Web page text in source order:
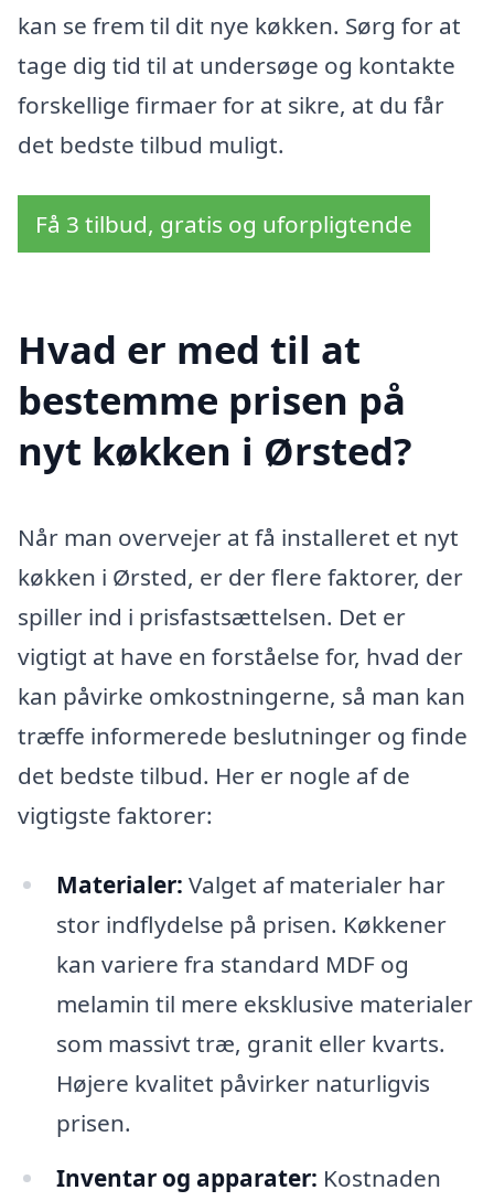
kan se frem til dit nye køkken. Sørg for at
tage dig tid til at undersøge og kontakte
forskellige firmaer for at sikre, at du får
det bedste tilbud muligt.
Få 3 tilbud, gratis og uforpligtende
Hvad er med til at
bestemme prisen på
nyt køkken i Ørsted?
Når man overvejer at få installeret et nyt
køkken i Ørsted, er der flere faktorer, der
spiller ind i prisfastsættelsen. Det er
vigtigt at have en forståelse for, hvad der
kan påvirke omkostningerne, så man kan
træffe informerede beslutninger og finde
det bedste tilbud. Her er nogle af de
vigtigste faktorer:
Materialer: Valget af materialer har
stor indflydelse på prisen. Køkkener
kan variere fra standard MDF og
melamin til mere eksklusive materialer
som massivt træ, granit eller kvarts.
Højere kvalitet påvirker naturligvis
prisen.
Inventar og apparater: Kostnaden